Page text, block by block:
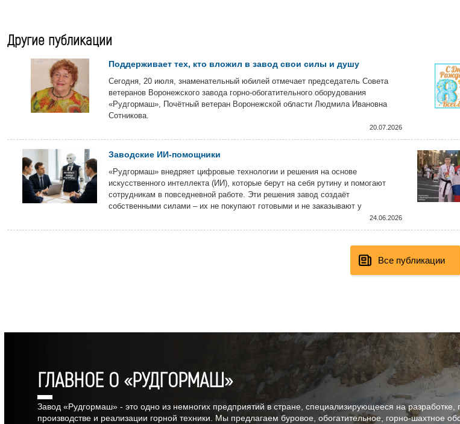
Другие публикации
Поддерживает тех, кто вложил в завод свои силы и душу
Сегодня, 20 июля, знаменательный юбилей отмечает председатель Совета
ветеранов Воронежского завода горно-обогатительного оборудования
«Рудгормаш», Почётный ветеран Воронежской области Людмила Ивановна
Сотникова.
20.07.2026
Заводские ИИ-помощники
«Рудгормаш» внедряет цифровые технологии и решения на основе
искусственного интеллекта (ИИ), которые берут на себя рутину и помогают
сотрудникам в повседневной работе. Эти решения завод создаёт
собственными силами – их не покупают готовыми и не заказывают у
подрядчиков, а разрабатывают на предприятии с использованием самых
передовых технологий.
24.06.2026
Все публикации
ГЛАВНОЕ О «РУДГОРМАШ»
Завод «Рудгормаш» - это одно из немногих предприятий в стране, специализирующееся на разработке,
производстве и реализации горной техники. Мы предлагаем буровое, обогатительное, горно-шахтное